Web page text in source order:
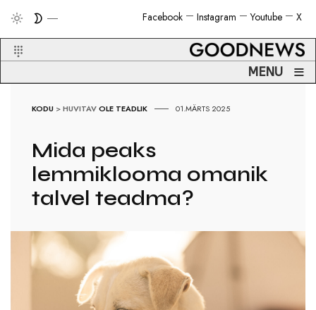
X
Youtube
Instagram
Facebook
MENU ≡
KODU >HUVITAVOLE TEADLIK 01.MÄRTS 2025
Mida peaks
lemmiklooma omanik
talvel teadma?